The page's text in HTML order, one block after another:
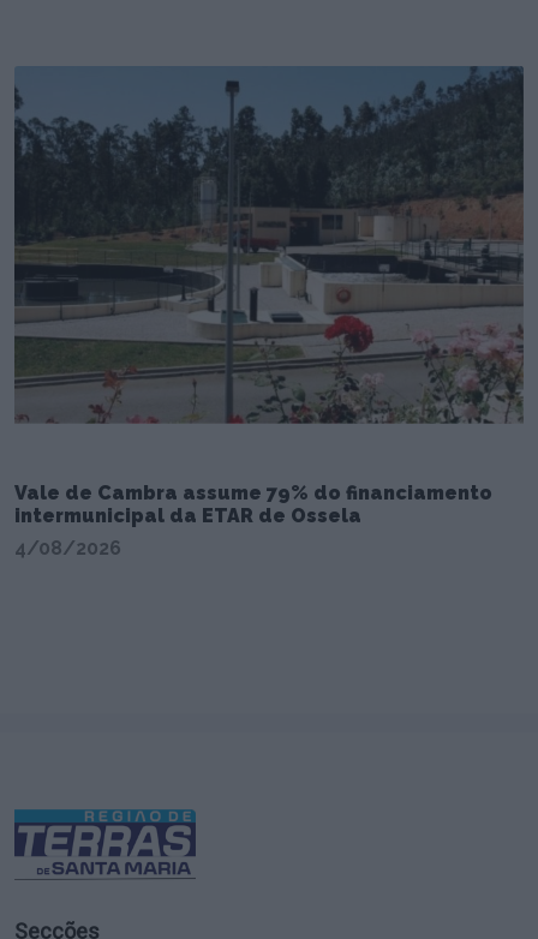
Vale de Cambra assume 79% do financiamento
intermunicipal da ETAR de Ossela
4/08/2026
Secções